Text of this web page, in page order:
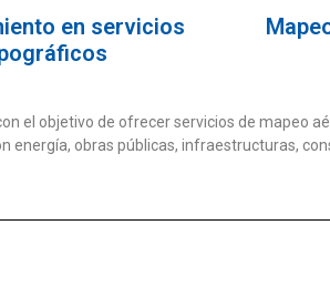
en servicios
el objetivo de ofrecer servicios de mapeo
obras públicas, infraestructuras,